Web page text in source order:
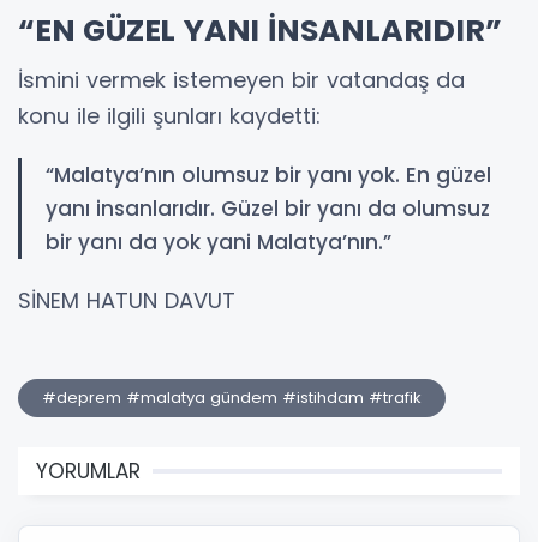
“EN GÜZEL YANI İNSANLARIDIR”
İsmini vermek istemeyen bir vatandaş da
konu ile ilgili şunları kaydetti:
“Malatya’nın olumsuz bir yanı yok. En güzel
yanı insanlarıdır. Güzel bir yanı da olumsuz
bir yanı da yok yani Malatya’nın.”
SİNEM HATUN DAVUT
#deprem #malatya gündem #istihdam #trafik
YORUMLAR